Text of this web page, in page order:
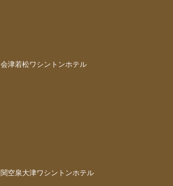
会津若松ワシントンホテル
関空泉大津ワシントンホテル